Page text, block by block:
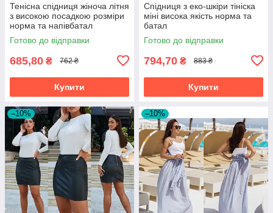
Тенісна спідниця жіноча літня
з високою посадкою розміри
норма та напівбатал
Готово до відправки
685,80 ₴ 762 ₴
Купити
Спідниця з еко-шкіри тініска
міні висока якість норма та
батал
Готово до відправки
794,70 ₴ 883 ₴
Купити
–10% –10%